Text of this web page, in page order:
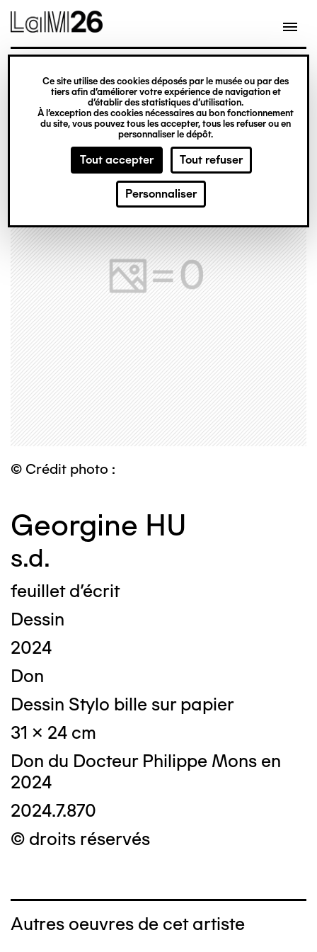
Gestion des cookies
Ce site utilise des cookies déposés par le musée ou par des
tiers afin d’améliorer votre expérience de navigation et
d’établir des statistiques d’utilisation.
À l’exception des cookies nécessaires au bon fonctionnement
du site, vous pouvez tous les accepter, tous les refuser ou en
personnaliser le dépôt.
Tout accepter Tout refuser
Personnaliser
contenu
© Crédit photo :
Georgine HU
s.d.
feuillet d'écrit
Dessin
2024
Don
Dessin Stylo bille sur papier
31 x 24 cm
Don du Docteur Philippe Mons en
2024
2024.7.870
© droits réservés
Autres oeuvres de cet artiste